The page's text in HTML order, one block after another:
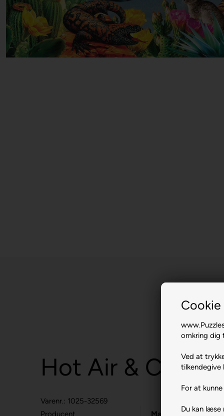
omkring dig
Ved at
tilkendegive
For at
Du kan læse
Hot Air & Cool
Varenr.: 1025-32569
Producent
MasterPieces